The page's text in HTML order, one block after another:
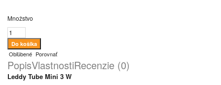
Množstvo
Obľúbené Porovnať
PopisVlastnostiRecenzie (0)
Leddy Tube Mini 3 W